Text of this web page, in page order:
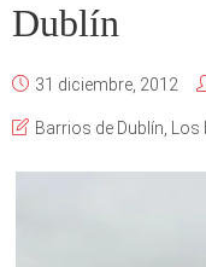
Dublín
31 diciembre, 2012
Barrios de Dublín